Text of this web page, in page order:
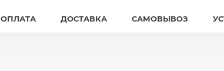
ОПЛАТА ДОСТАВКА САМОВЫВОЗ